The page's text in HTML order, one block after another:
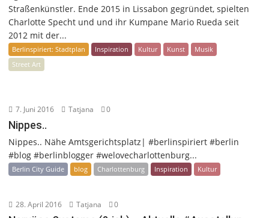
Straßenkünstler. Ende 2015 in Lissabon gegründet, spielten
Charlotte Specht und und ihr Kumpane Mario Rueda seit
2012 mit der...
Berlinspiriert: Stadtplan Inspiration Kultur Kunst
Musik
Street Art
7. Juni 2016 Tatjana 0
Nippes..
Nippes.. Nähe Amtsgerichtsplatz| #berlinspiriert #berlin
#blog #berlinblogger #welovecharlottenburg...
Berlin City Guide blog Charlottenburg Inspiration Kultur
28. April 2016 Tatjana 0